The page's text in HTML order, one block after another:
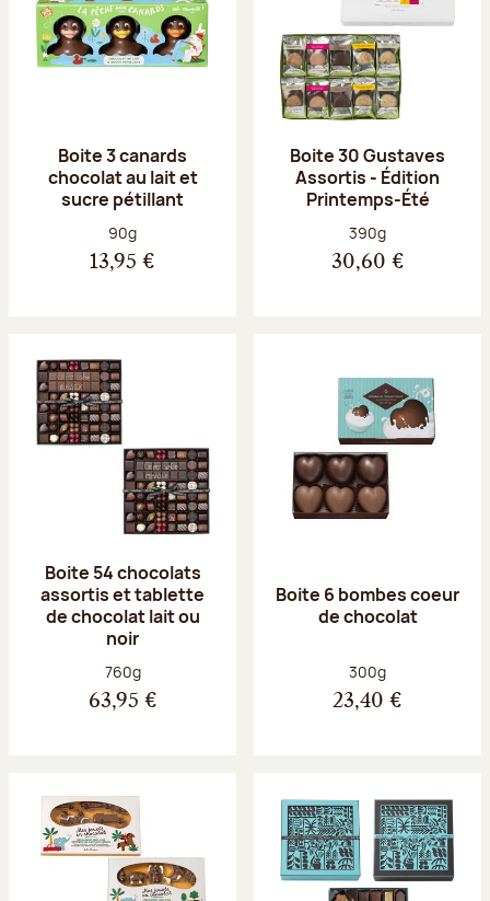
Boite 3 canards
chocolat au lait et
sucre pétillant
Poids net :
90g
13,95 €
Boite 30 Gustaves
Assortis - Édition
Printemps-Été
Poids net :
390g
30,60 €
Boite 54 chocolats
assortis et tablette
de chocolat lait ou
noir
Poids net :
760g
63,95 €
Boite 6 bombes coeur
de chocolat
Poids net :
300g
23,40 €